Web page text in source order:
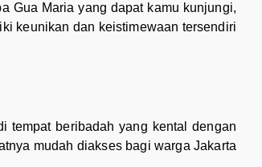
Gua Maria yang dapat kamu kunjungi,
keunikan dan keistimewaan tersendiri
tempat beribadah yang kental dengan
mudah diakses bagi warga Jakarta